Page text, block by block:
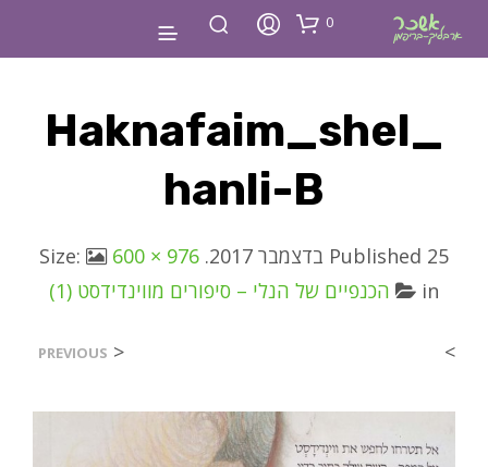
0
Haknafaim_shel_
Hanli-B
Published 25 בדצמבר 2017 . Size:
600 × 976
in
הכנפיים של הנלי – סיפורים מווינדידסט (1)
<
PREVIOUS >